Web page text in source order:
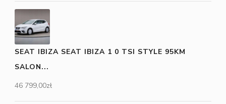
SEAT IBIZA SEAT IBIZA 1 0 TSI STYLE 95KM
SALON...
46 799,00zł